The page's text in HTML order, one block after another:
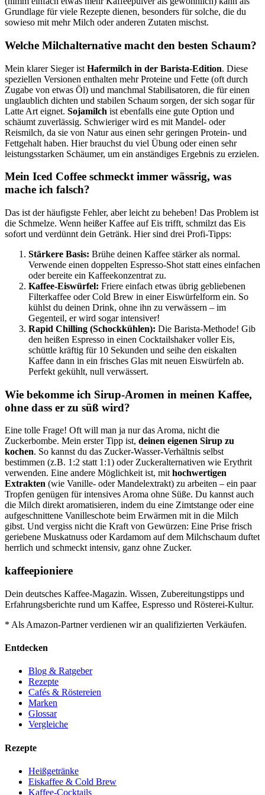
Grundlage für viele Rezepte dienen, besonders für solche, die du
sowieso mit mehr Milch oder anderen Zutaten mischst.
Welche Milchalternative macht den besten Schaum?
Mein klarer Sieger ist Hafermilch in der Barista-Edition. Diese
speziellen Versionen enthalten mehr Proteine und Fette (oft durch
Zugabe von etwas Öl) und manchmal Stabilisatoren, die für einen
unglaublich dichten und stabilen Schaum sorgen, der sich sogar für
Latte Art eignet. Sojamilch ist ebenfalls eine gute Option und
schäumt zuverlässig. Schwieriger wird es mit Mandel- oder
Reismilch, da sie von Natur aus einen sehr geringen Protein- und
Fettgehalt haben. Hier brauchst du viel Übung oder einen sehr
leistungsstarken Schäumer, um ein anständiges Ergebnis zu erzielen.
Mein Iced Coffee schmeckt immer wässrig, was
mache ich falsch?
Das ist der häufigste Fehler, aber leicht zu beheben! Das Problem ist
die Schmelze. Wenn heißer Kaffee auf Eis trifft, schmilzt das Eis
sofort und verdünnt dein Getränk. Hier sind drei Profi-Tipps:
Stärkere Basis: Brühe deinen Kaffee stärker als normal.
Verwende einen doppelten Espresso-Shot statt eines einfachen
oder bereite ein Kaffeekonzentrat zu.
Kaffee-Eiswürfel: Friere einfach etwas übrig gebliebenen
Filterkaffee oder Cold Brew in einer Eiswürfelform ein. So
kühlst du deinen Drink, ohne ihn zu verwässern – im
Gegenteil, er wird sogar intensiver!
Rapid Chilling (Schockkühlen): Die Barista-Methode! Gib
den heißen Espresso in einen Cocktailshaker voller Eis,
schüttle kräftig für 10 Sekunden und seihe den eiskalten
Kaffee dann in ein frisches Glas mit neuen Eiswürfeln ab.
Perfekt gekühlt, null verwässert.
Wie bekomme ich Sirup-Aromen in meinen Kaffee,
ohne dass er zu süß wird?
Eine tolle Frage! Oft will man ja nur das Aroma, nicht die
Zuckerbombe. Mein erster Tipp ist, deinen eigenen Sirup zu
kochen. So kannst du das Zucker-Wasser-Verhältnis selbst
bestimmen (z.B. 1:2 statt 1:1) oder Zuckeralternativen wie Erythrit
verwenden. Eine andere Möglichkeit ist, mithochwertigen
Extrakten (wie Vanille- oder Mandelextrakt) zu arbeiten – ein paar
Tropfen genügen für intensives Aroma ohne Süße. Du kannst auch
die Milch direkt aromatisieren, indem du eine Zimtstange oder eine
aufgeschnittene Vanilleschote beim Erwärmen mit in die Milch
gibst. Und vergiss nicht die Kraft von Gewürzen: Eine Prise frisch
geriebene Muskatnuss oder Kardamom auf dem Milchschaum duftet
herrlich und schmeckt intensiv, ganz ohne Zucker.
kaffeepioniere
Dein deutsches Kaffee-Magazin. Wissen, Zubereitungstipps und
Erfahrungsberichte rund um Kaffee, Espresso und Rösterei-Kultur.
* Als Amazon-Partner verdienen wir an qualifizierten Verkäufen.
Entdecken
Blog & Ratgeber
Rezepte
Cafés & Röstereien
Marken
Glossar
Vergleiche
Rezepte
Heißgetränke
Eiskaffee & Cold Brew
Kaffee-Cocktails